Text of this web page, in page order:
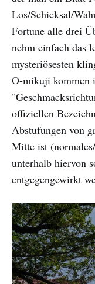
Los/Schicksal/
Fortune alle drei
nehm einfach das
mysteriösesten
O-mikuji kommen
offiziellen
Abstufungen von
Mitte ist
unterhalb hiervon
entgegengewirkt